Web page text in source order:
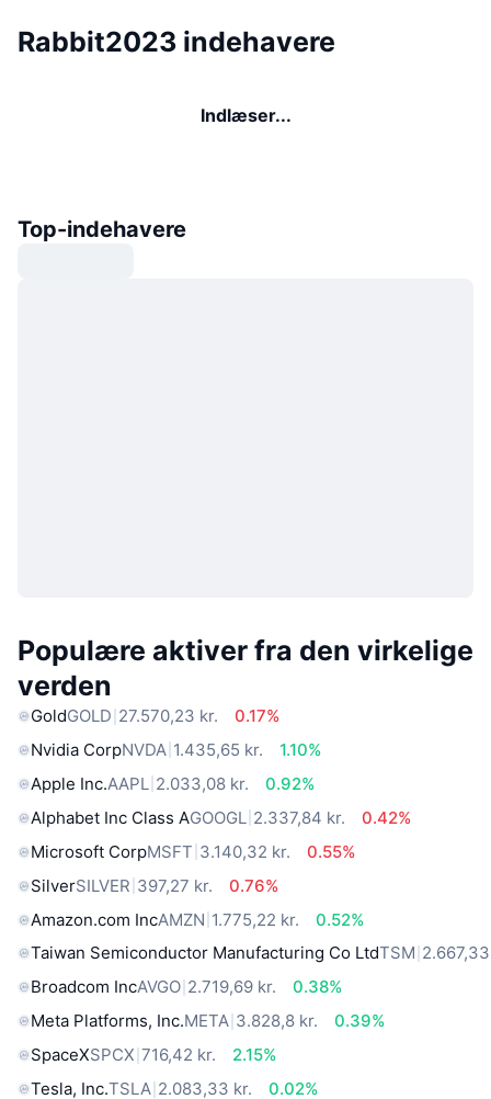
Rabbit2023 indehavere
Indlæser...
Top-indehavere
Populære aktiver fra den virkelige
verden
GoldGOLD 27.570,23 kr.
0.17%
Nvidia CorpNVDA 1.435,65 kr.
1.10%
Apple Inc.AAPL 2.033,08 kr.
0.92%
Alphabet Inc Class AGOOGL 2.337,84 kr.
0.42%
Microsoft CorpMSFT 3.140,32 kr.
0.55%
SilverSILVER 397,27 kr.
0.76%
Amazon.com IncAMZN 1.775,22 kr.
0.52%
Taiwan Semiconductor Manufacturing Co LtdTSM
Broadcom IncAVGO 2.719,69 kr.
0.38%
Meta Platforms, Inc.META 3.828,8 kr.
0.39%
SpaceXSPCX 716,42 kr.
2.15%
Tesla, Inc.TSLA 2.083,33 kr.
0.02%